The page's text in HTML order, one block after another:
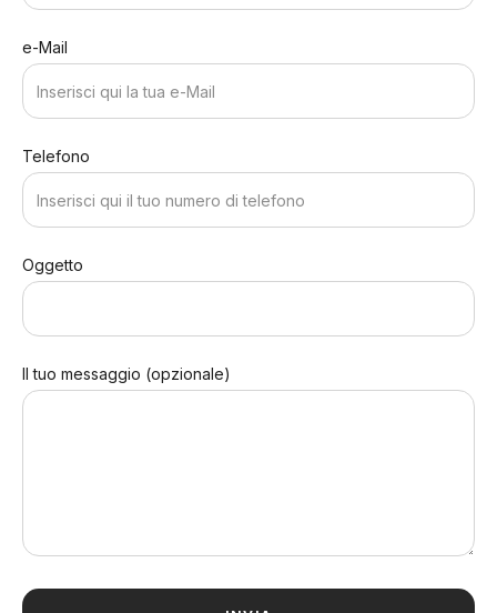
e-Mail
Telefono
Oggetto
Il tuo messaggio (opzionale)